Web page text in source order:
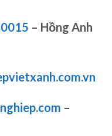
– Hồng Anh
–